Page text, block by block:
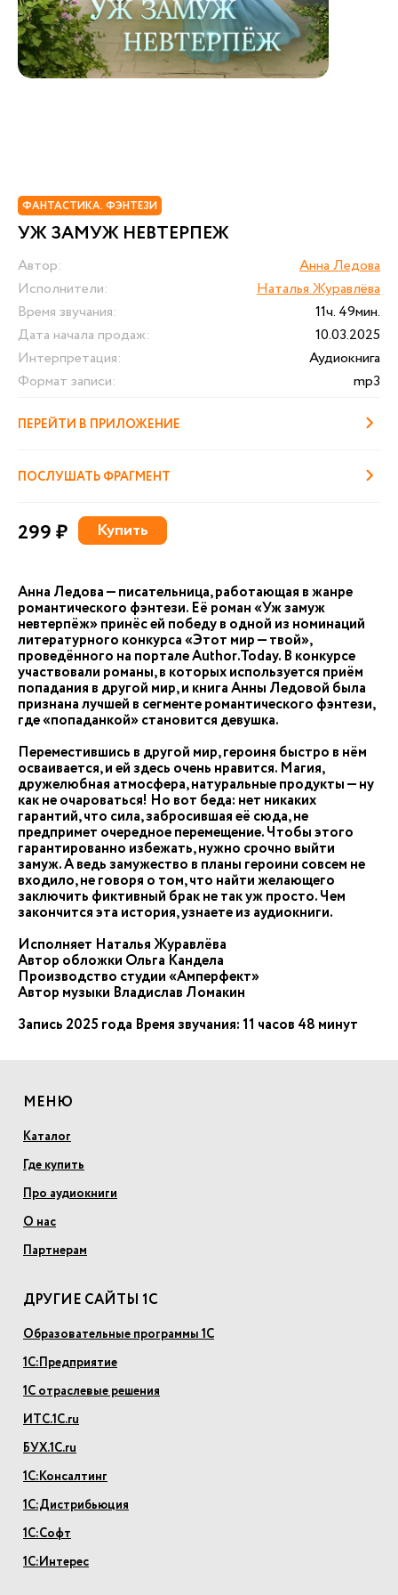
ФАНТАСТИКА. ФЭНТЕЗИ
УЖ ЗАМУЖ НЕВТЕРПЕЖ
Автор:
Анна Ледова
Исполнители:
Наталья Журавлёва
Время звучания:
11ч. 49мин.
Дата начала продаж:
10.03.2025
Интерпретация:
Аудиокнига
Формат записи:
mp3
ПЕРЕЙТИ В ПРИЛОЖЕНИЕ
ПОСЛУШАТЬ ФРАГМЕНТ
299 ₽ Купить
Анна Ледова — писательница, работающая в жанре
романтического фэнтези. Её роман «Уж замуж
невтерпёж» принёс ей победу в одной из номинаций
литературного конкурса «Этот мир — твой»,
проведённого на портале Author.Today. В конкурсе
участвовали романы, в которых используется приём
попадания в другой мир, и книга Анны Ледовой была
признана лучшей в сегменте романтического фэнтези,
где «попаданкой» становится девушка.
Переместившись в другой мир, героиня быстро в нём
осваивается, и ей здесь очень нравится. Магия,
дружелюбная атмосфера, натуральные продукты — ну
как не очароваться! Но вот беда: нет никаких
гарантий, что сила, забросившая её сюда, не
предпримет очередное перемещение. Чтобы этого
гарантированно избежать, нужно срочно выйти
замуж. А ведь замужество в планы героини совсем не
входило, не говоря о том, что найти желающего
заключить фиктивный брак не так уж просто. Чем
закончится эта история, узнаете из аудиокниги.
Исполняет Наталья Журавлёва
Автор обложки Ольга Кандела
Производство студии «Амперфект»
Автор музыки Владислав Ломакин
Запись 2025 года Время звучания: 11 часов 48 минут
МЕНЮ
Каталог
Где купить
Про аудиокниги
О нас
Партнерам
ДРУГИЕ САЙТЫ 1С
Образовательные программы 1С
1С:Предприятие
1С отраслевые решения
ИТС.1С.ru
БУХ.1С.ru
1С:Консалтинг
1С:Дистрибьюция
1С:Софт
1С:Интерес